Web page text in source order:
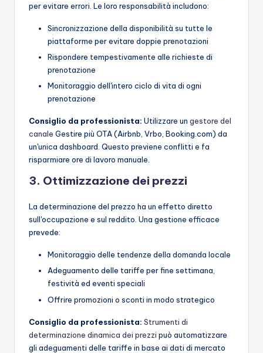
per evitare errori. Le loro responsabilità includono:
Sincronizzazione della disponibilità su tutte le
piattaforme per evitare doppie prenotazioni
Rispondere tempestivamente alle richieste di
prenotazione
Monitoraggio dell'intero ciclo di vita di ogni
prenotazione
Consiglio da professionista: Utilizzare un gestore del
canale Gestire più OTA (Airbnb, Vrbo, Booking.com) da
un'unica dashboard. Questo previene conflitti e fa
risparmiare ore di lavoro manuale.
3. Ottimizzazione dei prezzi
La determinazione del prezzo ha un effetto diretto
sull'occupazione e sul reddito. Una gestione efficace
prevede:
Monitoraggio delle tendenze della domanda locale
Adeguamento delle tariffe per fine settimana,
festività ed eventi speciali
Offrire promozioni o sconti in modo strategico
Consiglio da professionista: Strumenti di
determinazione dinamica dei prezzi può automatizzare
gli adeguamenti delle tariffe in base ai dati di mercato